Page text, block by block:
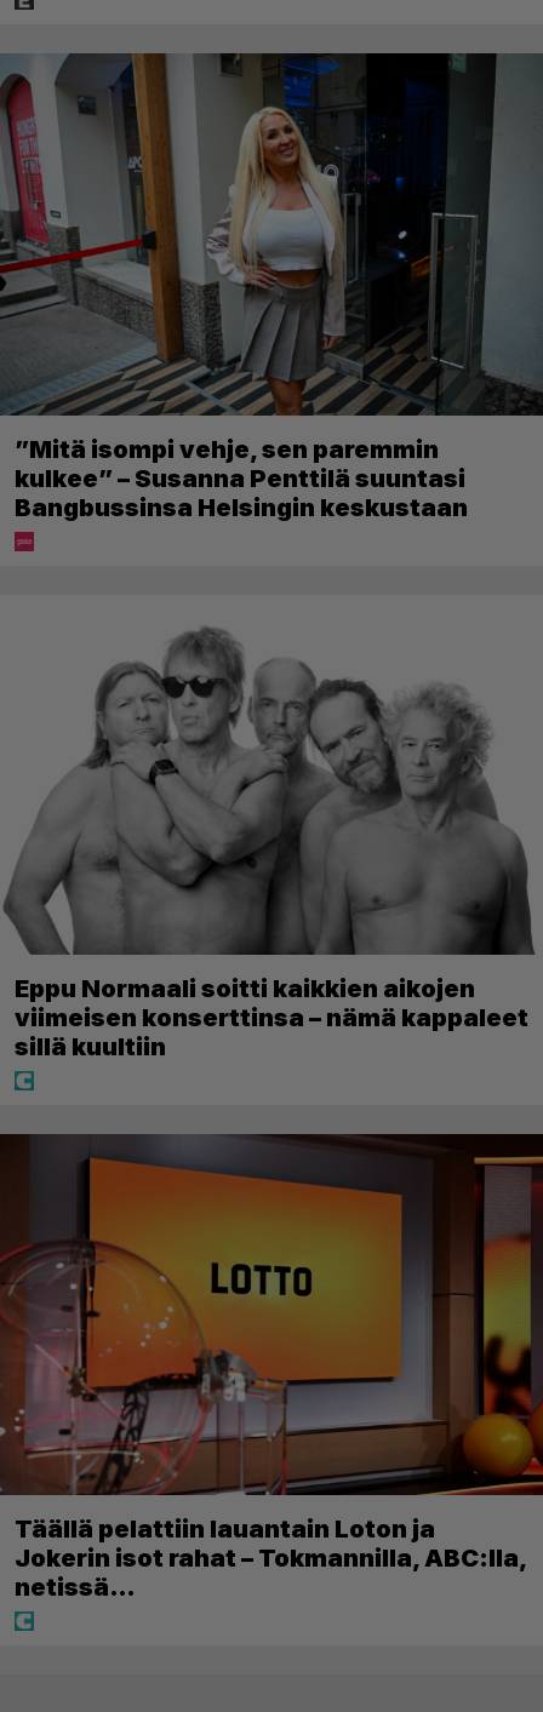
”Mitä isompi vehje, sen paremmin
kulkee” – Susanna Penttilä suuntasi
Bangbussinsa Helsingin keskustaan
Eppu Normaali soitti kaikkien aikojen
viimeisen konserttinsa – nämä kappaleet
sillä kuultiin
Täällä pelattiin lauantain Loton ja
Jokerin isot rahat – Tokmannilla, ABC:lla,
netissä…